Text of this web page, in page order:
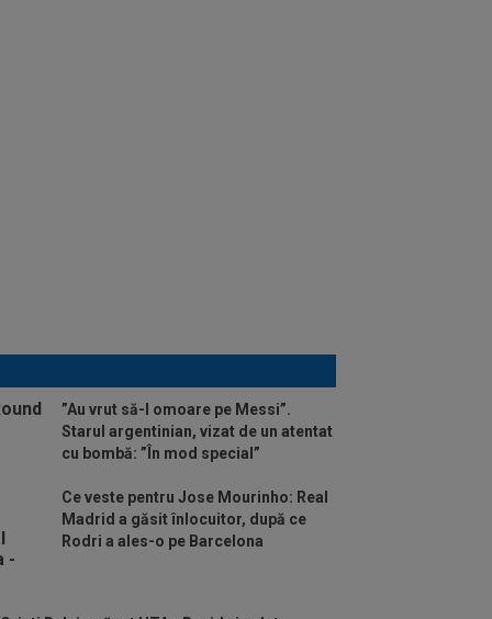
”Au vrut să-l omoare pe Messi”.
Starul argentinian, vizat de un atentat
cu bombă: ”În mod special”
Ce veste pentru Jose Mourinho: Real
Madrid a găsit înlocuitor, după ce
Rodri a ales-o pe Barcelona